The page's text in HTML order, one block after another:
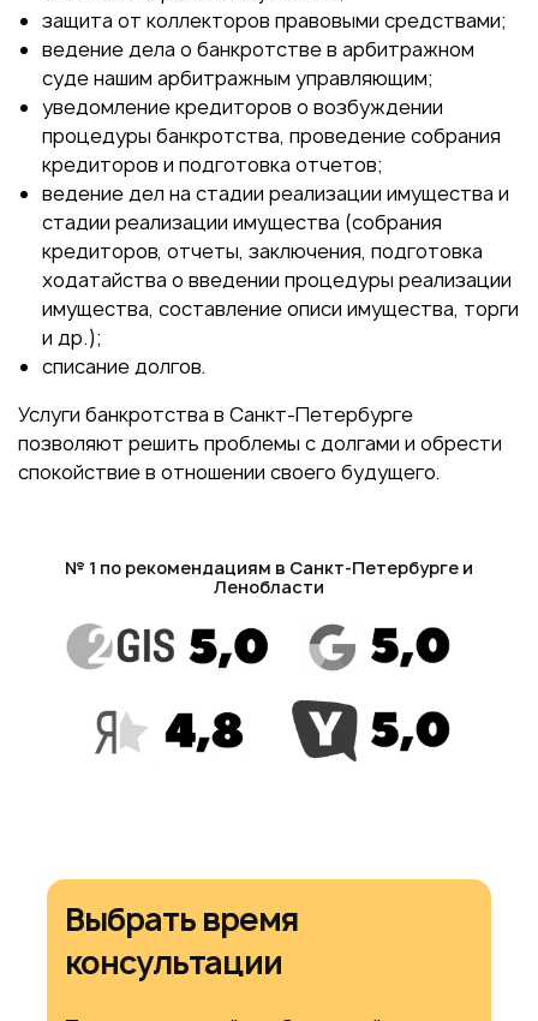
защита от коллекторов правовыми средствами;
ведение дела о банкротстве в арбитражном
суде нашим арбитражным управляющим;
уведомление кредиторов о возбуждении
процедуры банкротства, проведение собрания
кредиторов и подготовка отчетов;
ведение дел на стадии реализации имущества и
стадии реализации имущества (собрания
кредиторов, отчеты, заключения, подготовка
ходатайства о введении процедуры реализации
имущества, составление описи имущества, торги
и др.);
списание долгов.
Услуги банкротства в Санкт-Петербурге
позволяют решить проблемы с долгами и обрести
спокойствие в отношении своего будущего.
№ 1 по рекомендациям в Санкт-Петербурге и
Ленобласти
Выбрать время
консультации